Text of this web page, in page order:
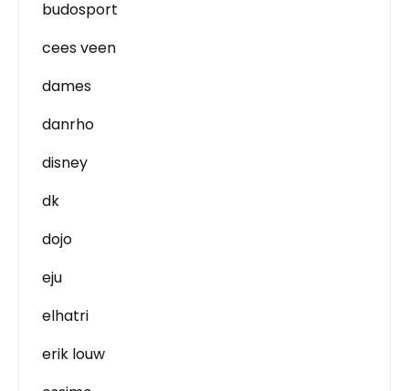
budosport
cees veen
dames
danrho
disney
dk
dojo
eju
elhatri
erik louw